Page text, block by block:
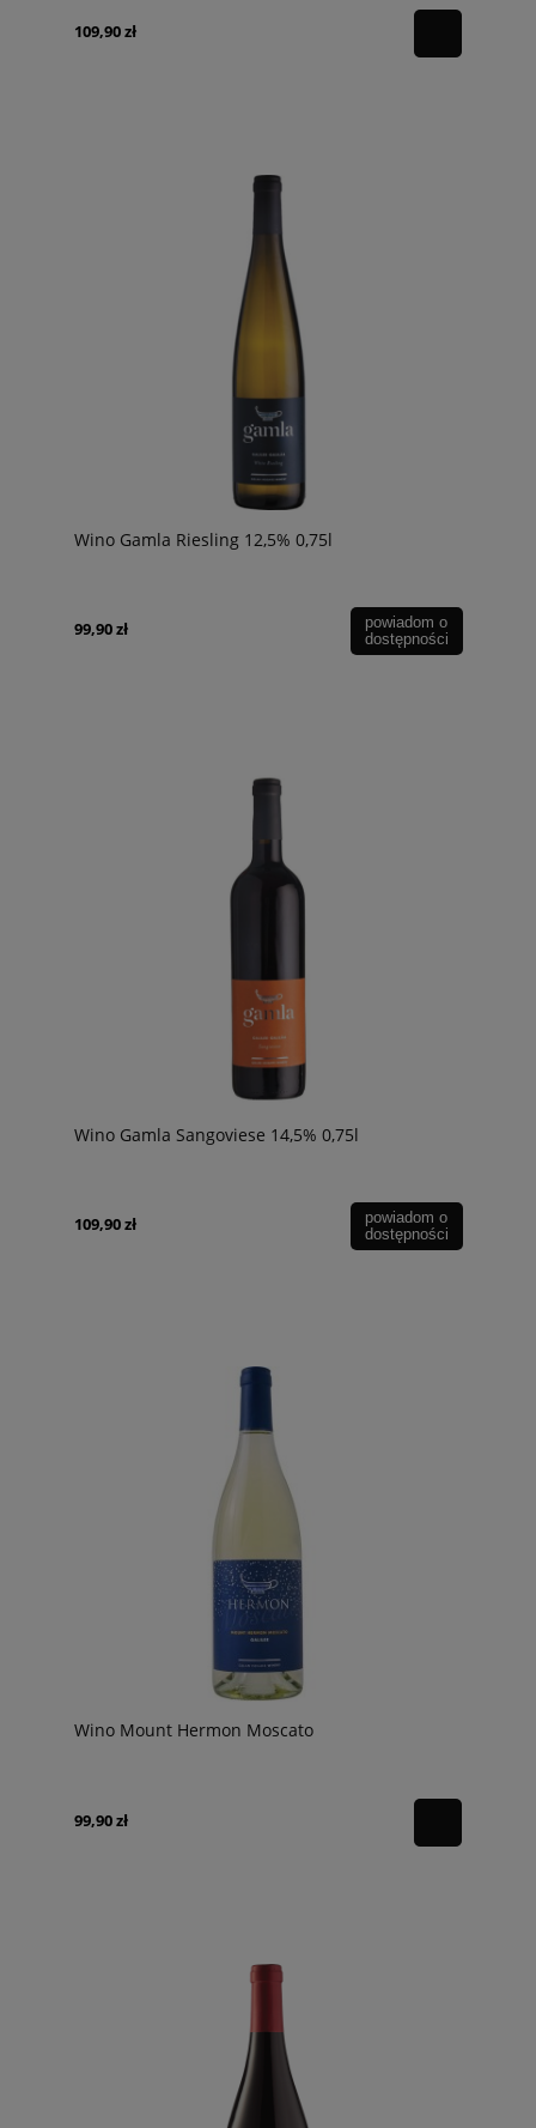
109,90 zł
Wino Gamla Riesling 12,5% 0,75l
99,90 zł
powiadom o
dostępności
Wino Gamla Sangoviese 14,5% 0,75l
109,90 zł
powiadom o
dostępności
Wino Mount Hermon Moscato
99,90 zł